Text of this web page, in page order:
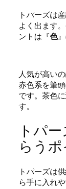
トパーズは
よく出ます
ントは『色
人気が高い
赤色系を筆
です。茶色
す。
トパ
らう
トパーズは
ら手に入れ